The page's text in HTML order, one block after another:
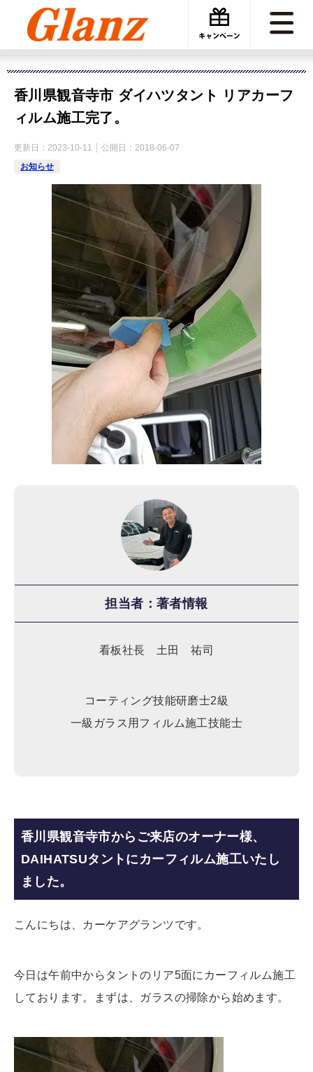
カーケアグランツ
施工事例
香川県観音寺市 ダイハツタント リアカーフィルム施工完了。
香川県観音寺市 ダイハツタント リアカーフ
ィルム施工完了。
更新日： 2023-10-11 公開日： 2018-06-07
お知らせ
担当者：著者情報
看板社長 土田 祐司
コーティング技能研磨士2級
一級ガラス用フィルム施工技能士
香川県観音寺市からご来店のオーナー様、
DAIHATSUタントにカーフィルム施工いたし
ました。
こんにちは、カーケアグランツです。
今日は午前中からタントのリア5面にカーフィルム施工
しております。まずは、ガラスの掃除から始めます。